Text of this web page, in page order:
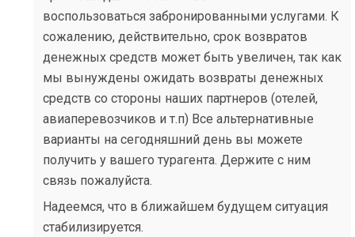
воспользоваться забронированными услугами. К
сожалению, действительно, срок возвратов
денежных средств может быть увеличен, так как
мы вынуждены ожидать возвраты денежных
средств со стороны наших партнеров (отелей,
авиаперевозчиков и т.п) Все альтернативные
варианты на сегодняшний день вы можете
получить у вашего турагента. Держите с ним
связь пожалуйста.
Надеемся, что в ближайшем будущем ситуация
стабилизируется.